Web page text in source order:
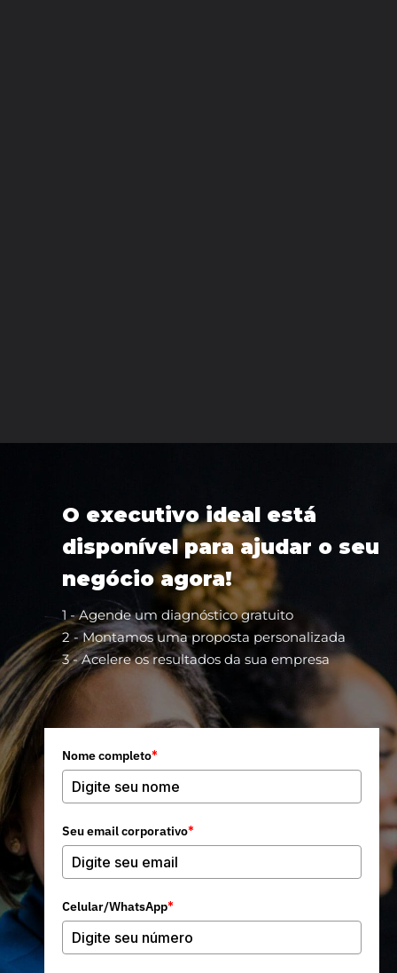
O executivo ideal está
disponível para ajudar o seu
negócio agora!
1 - Agende um diagnóstico gratuito
2 - Montamos uma proposta personalizada
3 - Acelere os resultados da sua empresa
Nome completo*
Seu email corporativo*
Celular/WhatsApp*